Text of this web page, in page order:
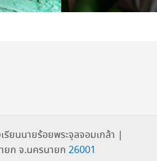
ยนนายร้อยพระจุลจอมเกล้า |
ยก จ.นครนายก 26001